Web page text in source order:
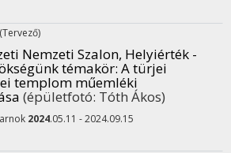
(Tervező)
Nemzeti Szalon, Helyiérték -
témakör: A türjei
templom műemléki
(épületfotó: Tóth Ákos)
2024.05.11 - 2024.09.15